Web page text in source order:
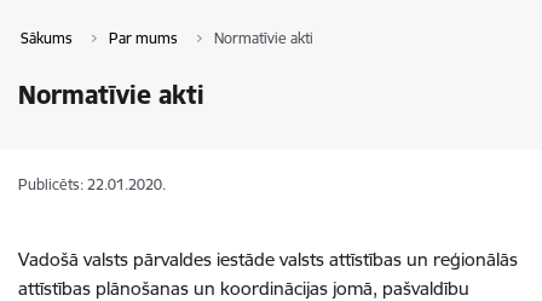
Sākums Par mums Normatīvie akti
Normatīvie akti
Publicēts: 22.01.2020.
Vadošā valsts pārvaldes iestāde valsts attīstības un reģionālās
attīstības plānošanas un koordinācijas jomā, pašvaldību